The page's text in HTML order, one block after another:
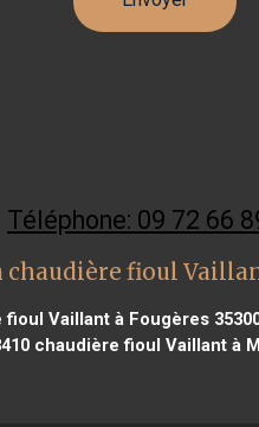
Téléphone: 09 72 66
fioul
Vaillant à Fougères
chaudière fioul Vaillant à